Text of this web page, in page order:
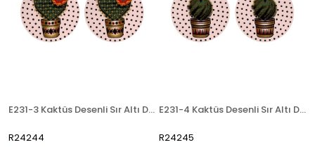
E231-3 Kaktüs Desenli Sır Altı Dekal 12x50 cm
R24244
E231-4 Kaktüs Desenli Sır Altı Dekal 12x50 cm
R24245